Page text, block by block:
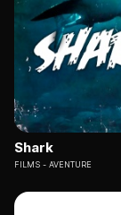
Shark
FILMS AVENTURE